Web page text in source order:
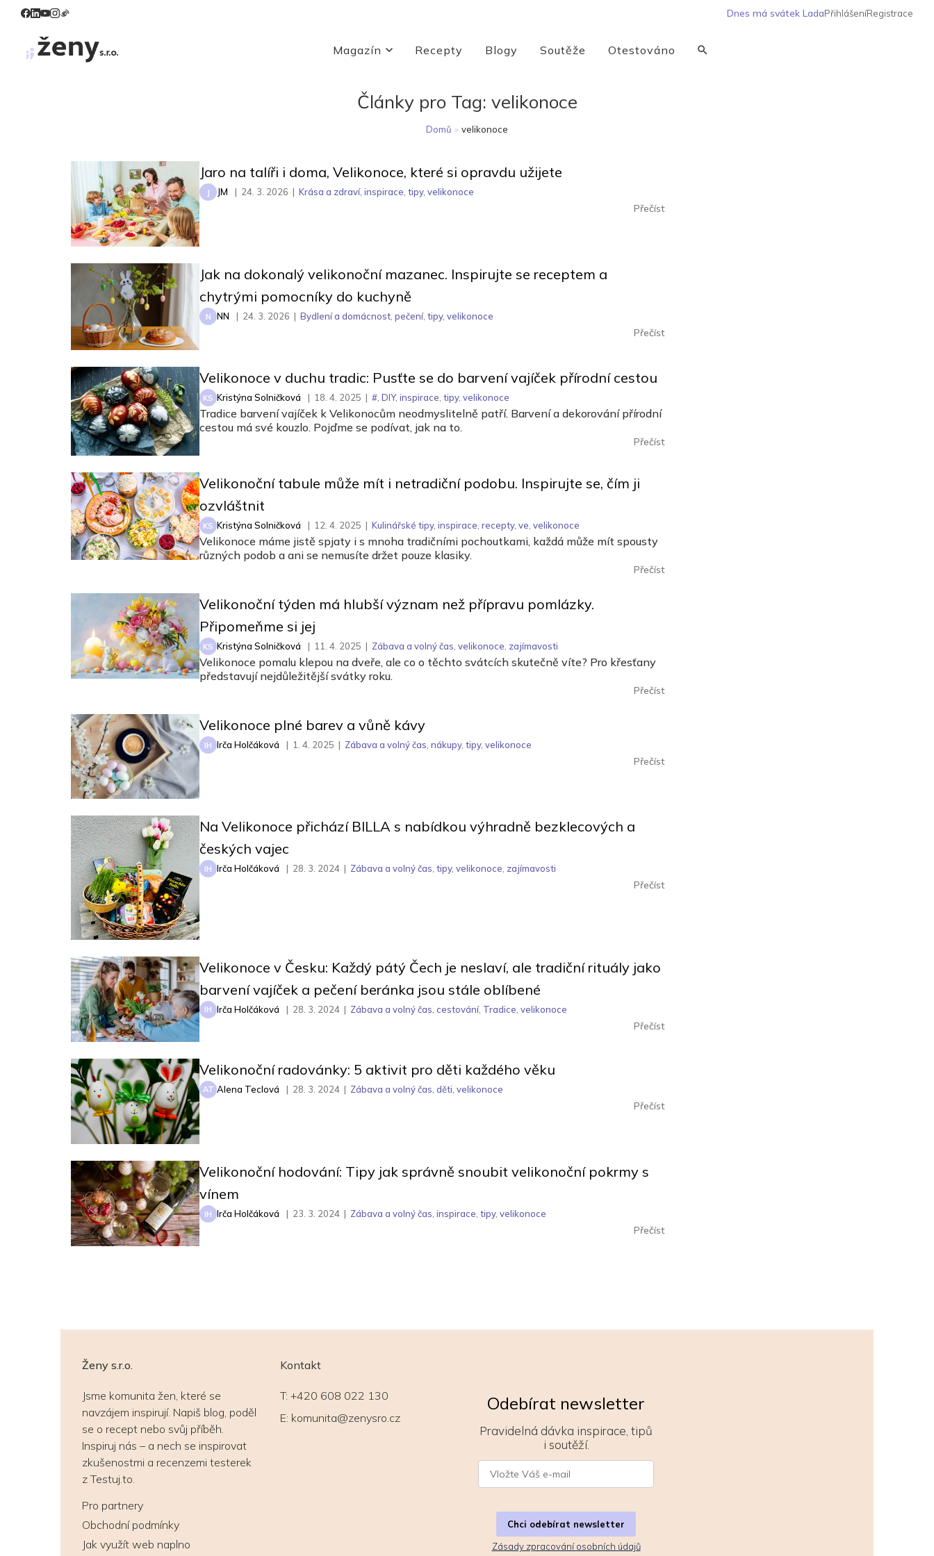
Dnes má svátek LadaPřihlášeníRegistrace
Magazín Recepty Blogy Soutěže Otestováno
Články pro Tag: velikonoce
Domů » velikonoce
Jaro na talíři i doma, Velikonoce, které si opravdu užijete
J JM | 24. 3. 2026 | Krása a zdraví, inspirace tipy, velikonoce
Přečíst
Jak na dokonalý velikonoční mazanec. Inspirujte se receptem a
chytrými pomocníky do kuchyně
N NN | 24. 3. 2026 | Bydlení a domácnost, pečení, tipy, velikonoce
Přečíst
Velikonoce v duchu tradic: Pusťte se do barvení vajíček přírodní cestou
KS Kristýna Solničková | 18. 4. 2025 | #, DIY, inspirace, tipy, velikonoce
Tradice barvení vajíček k Velikonocům neodmyslitelně patří. Barvení a dekorování přírodní
cestou má své kouzlo. Pojďme se podívat, jak na to.
Přečíst
Velikonoční tabule může mít i netradiční podobu. Inspirujte se, čím ji
ozvláštnit
KS Kristýna Solničková | 12. 4. 2025 | Kulinářské tipy, inspirace recepty, ve velikonoce
Velikonoce máme jistě spjaty i s mnoha tradičními pochoutkami, každá může mít spousty
různých podob a ani se nemusíte držet pouze klasiky.
Přečíst
Velikonoční týden má hlubší význam než přípravu pomlázky.
Připomeňme si jej
KS Kristýna Solničková | 11. 4. 2025 | Zábava a volný čas velikonoce zajímavosti
Velikonoce pomalu klepou na dveře, ale co o těchto svátcích skutečně víte? Pro křesťany
představují nejdůležitější svátky roku.
Přečíst
Velikonoce plné barev a vůně kávy
IH Irča Holčáková | 1. 4. 2025 | Zábava a volný čas nákupy, tipy, velikonoce
Přečíst
Na Velikonoce přichází BILLA s nabídkou výhradně bezklecových a
českých vajec
IH Irča Holčáková | 28. 3. 2024 | Zábava a volný čas, tipy, velikonoce, zajímavosti
Přečíst
Velikonoce v Česku: Každý pátý Čech je neslaví, ale tradiční rituály jako
barvení vajíček a pečení beránka jsou stále oblíbené
IH Irča Holčáková | 28. 3. 2024 | Zábava a volný čas cestování, Tradice velikonoce
Přečíst
Velikonoční radovánky: 5 aktivit pro děti každého věku
AT Alena Teclová | 28. 3. 2024 | Zábava a volný čas děti velikonoce
Přečíst
Velikonoční hodování: Tipy jak správně snoubit velikonoční pokrmy s
vínem
IH Irča Holčáková | 23. 3. 2024 | Zábava a volný čas inspirace tipy, velikonoce
Přečíst
Ženy s.r.o.
Jsme komunita žen, které se
navzájem inspirují. Napiš blog, poděl
se o recept nebo svůj příběh.
Inspiruj nás – a nech se inspirovat
zkušenostmi a recenzemi testerek
z Testuj.to.
Pro partnery
Obchodní podmínky
Jak využít web naplno
Kontakt
T: +420 608 022 130
E: komunita@zenysro.cz
Odebírat newsletter
Pravidelná dávka inspirace, tipů
i soutěží.
Chci odebírat newsletter
Zásady zpracování osobních údajů